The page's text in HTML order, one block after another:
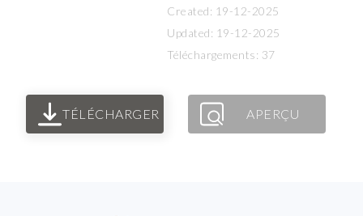
Created: 19-12-2025
Updated: 19-12-2025
Téléchargements: 37
TÉLÉCHARGER APERÇU